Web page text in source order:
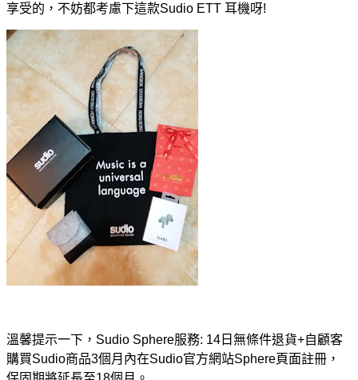
享受的，不妨都考慮下這款Sudio ETT 耳機呀!
溫馨提示一下，Sudio Sphere服務: 14日無條件退貨+自顧客
購買Sudio商品3個月內在Sudio官方網站Sphere頁面註冊，